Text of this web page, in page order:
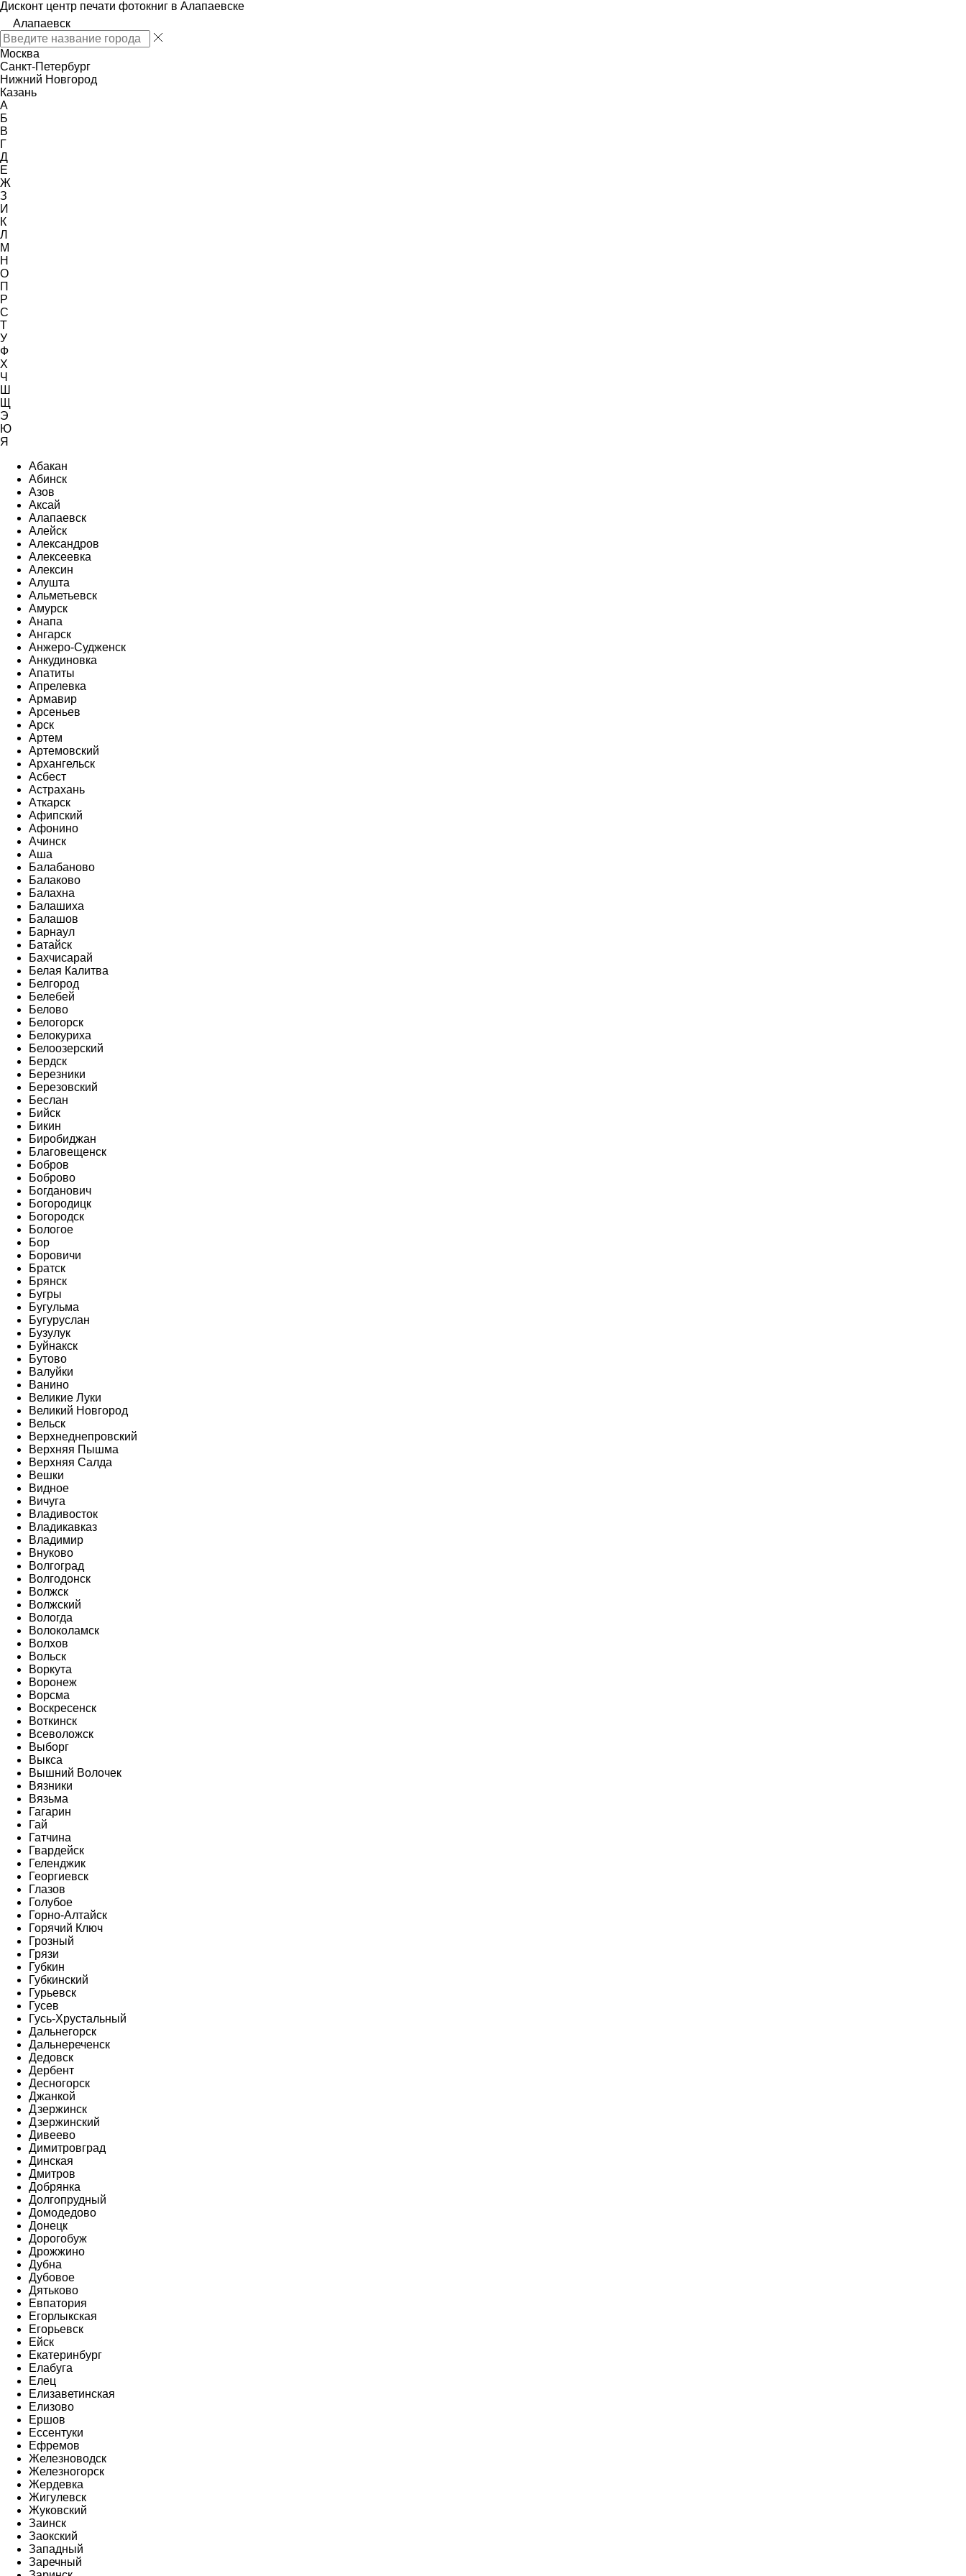
Дисконт центр печати фотокниг в Алапаевске
Алапаевск
Москва
Санкт-Петербург
Нижний Новгород
Казань
А
Б
В
Г
Д
Е
Ж
З
И
К
Л
М
Н
О
П
Р
С
Т
У
Ф
Х
Ч
Ш
Щ
Э
Ю
Я
Абакан
Абинск
Азов
Аксай
Алапаевск
Алейск
Александров
Алексеевка
Алексин
Алушта
Альметьевск
Амурск
Анапа
Ангарск
Анжеро-Судженск
Анкудиновка
Апатиты
Апрелевка
Армавир
Арсеньев
Арск
Артем
Артемовский
Архангельск
Асбест
Астрахань
Аткарск
Афипский
Афонино
Ачинск
Аша
Балабаново
Балаково
Балахна
Балашиха
Балашов
Барнаул
Батайск
Бахчисарай
Белая Калитва
Белгород
Белебей
Белово
Белогорск
Белокуриха
Белоозерский
Бердск
Березники
Березовский
Беслан
Бийск
Бикин
Биробиджан
Благовещенск
Бобров
Боброво
Богданович
Богородицк
Богородск
Бологое
Бор
Боровичи
Братск
Брянск
Бугры
Бугульма
Бугуруслан
Бузулук
Буйнакск
Бутово
Валуйки
Ванино
Великие Луки
Великий Новгород
Вельск
Верхнеднепровский
Верхняя Пышма
Верхняя Салда
Вешки
Видное
Вичуга
Владивосток
Владикавказ
Владимир
Внуково
Волгоград
Волгодонск
Волжск
Волжский
Вологда
Волоколамск
Волхов
Вольск
Воркута
Воронеж
Ворсма
Воскресенск
Воткинск
Всеволожск
Выборг
Выкса
Вышний Волочек
Вязники
Вязьма
Гагарин
Гай
Гатчина
Гвардейск
Геленджик
Георгиевск
Глазов
Голубое
Горно-Алтайск
Горячий Ключ
Грозный
Грязи
Губкин
Губкинский
Гурьевск
Гусев
Гусь-Хрустальный
Дальнегорск
Дальнереченск
Дедовск
Дербент
Десногорск
Джанкой
Дзержинск
Дзержинский
Дивеево
Димитровград
Динская
Дмитров
Добрянка
Долгопрудный
Домодедово
Донецк
Дорогобуж
Дрожжино
Дубна
Дубовое
Дятьково
Евпатория
Егорлыкская
Егорьевск
Ейск
Екатеринбург
Елабуга
Елец
Елизаветинская
Елизово
Ершов
Ессентуки
Ефремов
Железноводск
Железногорск
Жердевка
Жигулевск
Жуковский
Заинск
Заокский
Западный
Заречный